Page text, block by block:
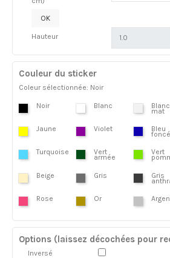
OK
Hauteur
Couleur du sticker
Coleur sélectionnée: Noir
Noir Blanc Blanc
mat
Jaune Violet Bleu
foncé
Turquoise Vert
armée
Vert
Beige Gris Gris
Rose Or
Options (laissez décochées pour
Inversé